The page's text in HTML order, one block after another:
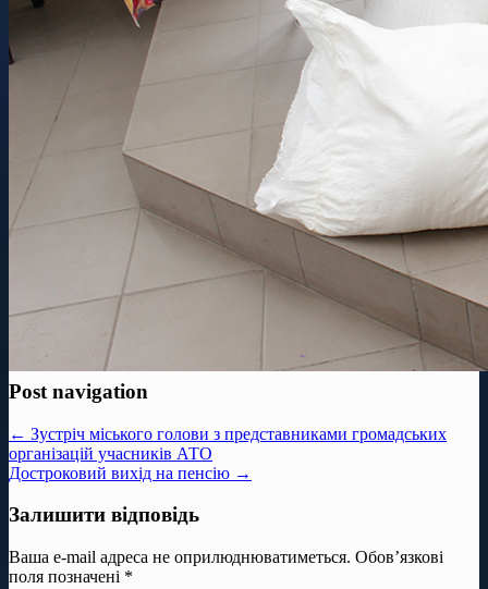
Post navigation
← Зустріч міського голови з представниками громадських
організацій учасників АТО
Достроковий вихід на пенсію →
Залишити відповідь
Ваша e-mail адреса не оприлюднюватиметься. Обов’язкові
поля позначені *